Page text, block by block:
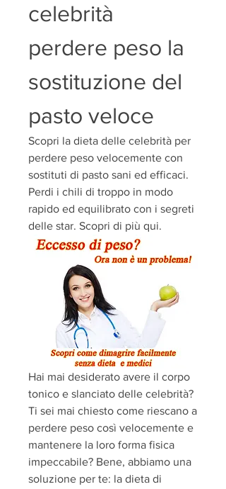
celebrità
perdere peso la
sostituzione del
pasto veloce
Scopri la dieta delle celebrità per
perdere peso velocemente con
sostituti di pasto sani ed efficaci.
Perdi i chili di troppo in modo
rapido ed equilibrato con i segreti
delle star. Scopri di più qui.
Hai mai desiderato avere il corpo
tonico e slanciato delle celebrità?
Ti sei mai chiesto come riescano a
perdere peso così velocemente e
mantenere la loro forma fisica
impeccabile? Bene, abbiamo una
soluzione per te: la dieta di